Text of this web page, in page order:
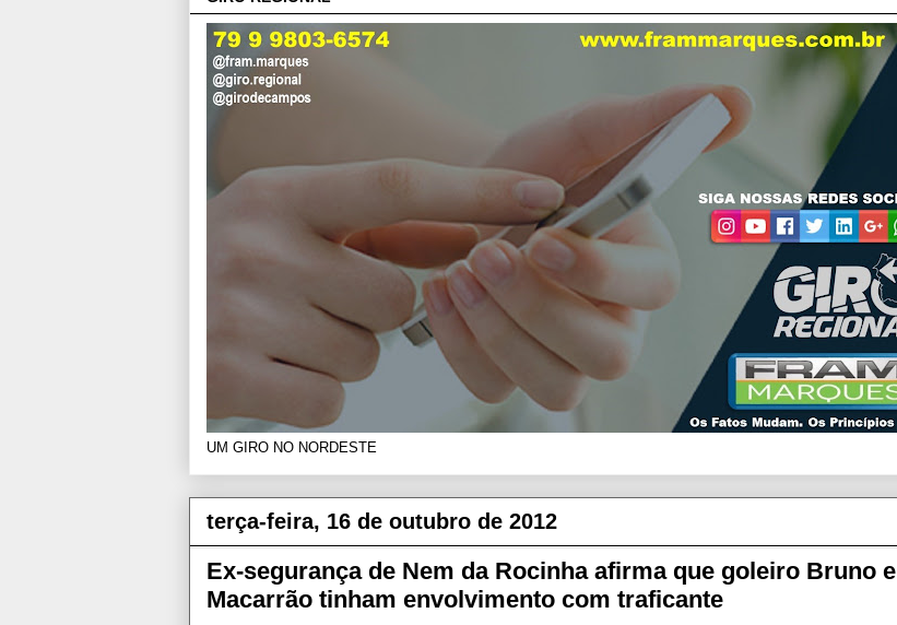
UM GIRO NO NORDESTE
terça-feira, 16 de outubro de 2012
Ex-segurança de Nem da Rocinha afirma que goleiro Bruno e
Macarrão tinham envolvimento com traficante